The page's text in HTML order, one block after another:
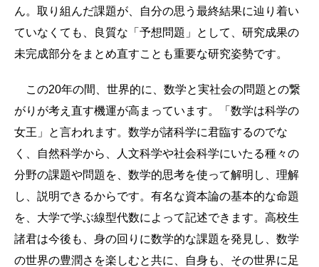
ん。取り組んだ課題が、自分の思う最終結果に辿り着い
ていなくても、良質な「予想問題」として、研究成果の
未完成部分をまとめ直すことも重要な研究姿勢です。
この20年の間、世界的に、数学と実社会の問題との繋
がりが考え直す機運が高まっています。「数学は科学の
女王」と言われます。数学が諸科学に君臨するのでな
く、自然科学から、人文科学や社会科学にいたる種々の
分野の課題や問題を、数学的思考を使って解明し、理解
し、説明できるからです。有名な資本論の基本的な命題
を、大学で学ぶ線型代数によって記述できます。高校生
諸君は今後も、身の回りに数学的な課題を発見し、数学
の世界の豊潤さを楽しむと共に、自身も、その世界に足